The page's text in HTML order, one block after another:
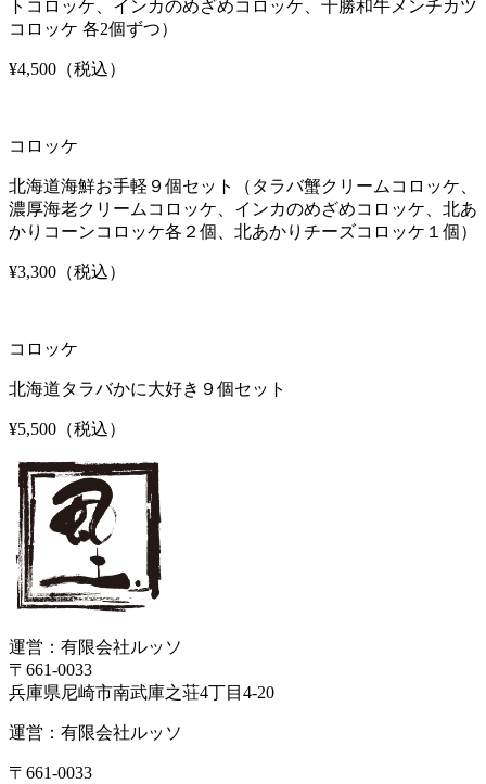
トコロッケ、インカのめざめコロッケ、十勝和牛メンチカツ
コロッケ 各2個ずつ）
¥4,500 （税込）
コロッケ
北海道海鮮お手軽９個セット（タラバ蟹クリームコロッケ、
濃厚海老クリームコロッケ、インカのめざめコロッケ、北あ
かりコーンコロッケ各２個、北あかりチーズコロッケ１個）
¥3,300 （税込）
コロッケ
北海道タラバかに大好き９個セット
¥5,500 （税込）
運営：有限会社ルッソ
〒661-0033
兵庫県尼崎市南武庫之荘4丁目4-20
運営：有限会社ルッソ
〒661-0033